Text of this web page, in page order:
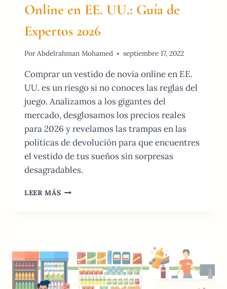
Online en EE. UU.: Guía de
Expertos 2026
PorAbdelrahman Mohamed septiembre 17, 2022
Comprar un vestido de novia online en EE.
UU. es un riesgo si no conoces las reglas del
juego. Analizamos a los gigantes del
mercado, desglosamos los precios reales
para 2026 y revelamos las trampas en las
políticas de devolución para que encuentres
el vestido de tus sueños sin sorpresas
desagradables.
LEER MÁS COMPRAR
EE.
UU.:
GUÍA
DE